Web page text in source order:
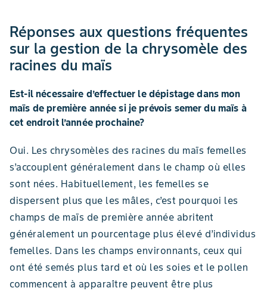
Réponses aux questions fréquentes
sur la gestion de la chrysomèle des
racines du maïs
Est-il nécessaire d’effectuer le dépistage dans mon
maïs de première année si je prévois semer du maïs à
cet endroit l’année prochaine?
Oui. Les chrysomèles des racines du maïs femelles
s’accouplent généralement dans le champ où elles
sont nées. Habituellement, les femelles se
dispersent plus que les mâles, c’est pourquoi les
champs de maïs de première année abritent
généralement un pourcentage plus élevé d’individus
femelles. Dans les champs environnants, ceux qui
ont été semés plus tard et où les soies et le pollen
commencent à apparaître peuvent être plus